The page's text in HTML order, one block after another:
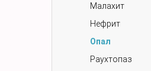
Малахит
Нефрит
Опал
Раухтопаз